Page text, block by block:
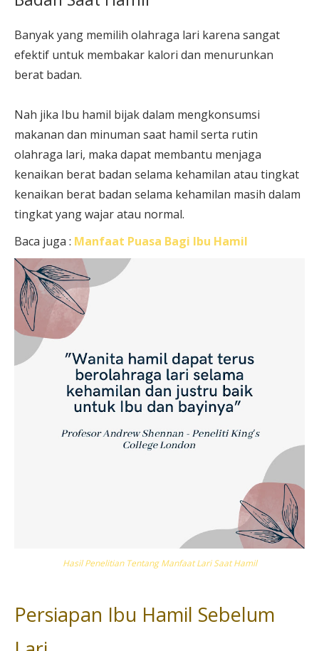
Banyak yang memilih olahraga lari karena sangat
efektif untuk membakar kalori dan menurunkan
berat badan.
Nah jika Ibu hamil bijak dalam mengkonsumsi
makanan dan minuman saat hamil serta rutin
olahraga lari, maka dapat membantu menjaga
kenaikan berat badan selama kehamilan atau tingkat
kenaikan berat badan selama kehamilan masih dalam
tingkat yang wajar atau normal.
Baca juga : Manfaat Puasa Bagi Ibu Hamil
Hasil Penelitian Tentang Manfaat Lari Saat Hamil
Persiapan Ibu Hamil Sebelum